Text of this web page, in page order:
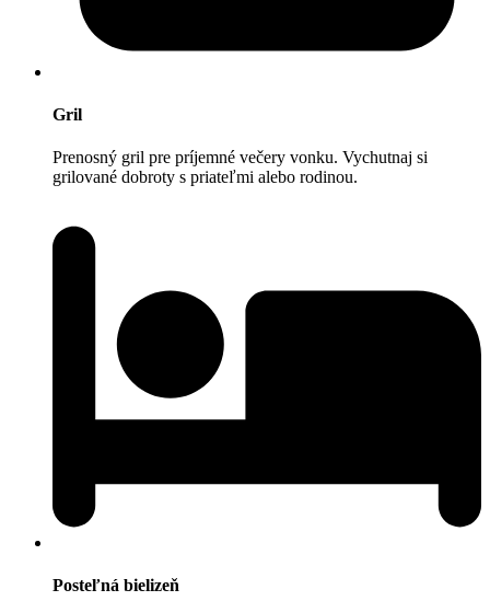
Gril
Prenosný gril pre príjemné večery vonku. Vychutnaj si
grilované dobroty s priateľmi alebo rodinou.
Posteľná bielizeň